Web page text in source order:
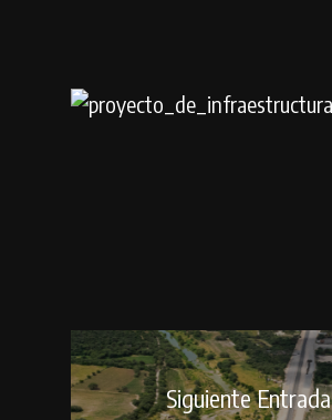
Siguiente Entrada